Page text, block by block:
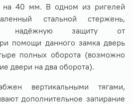
на 40 мм. В одном из ригелей
стальной стержень,
надёжную защиту от
помощи данного замка дверь
полных оборота (возможно
двери на два оборота).
вертикальными тягами,
дополнительное запирание